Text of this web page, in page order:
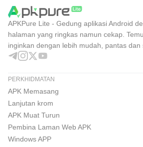
APKPure Lite - Gedung aplikasi Android
halaman yang ringkas namun cekap.
inginkan dengan lebih mudah, pantas dan
PERKHIDMATAN
APK Memasang
Lanjutan krom
APK Muat Turun
Pembina Laman Web APK
Windows APP